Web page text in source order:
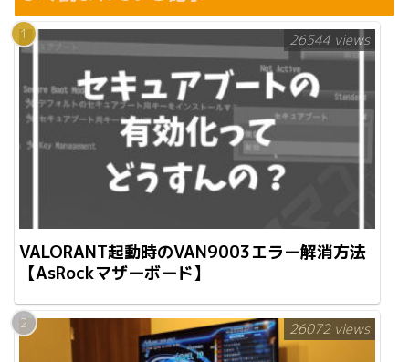
VALORANT起動時のVAN9003エラー解消方法
【AsRockマザーボード】
26544 views
26072 views